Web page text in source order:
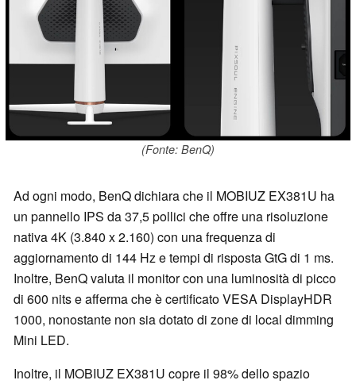
(Fonte: BenQ)
Ad ogni modo, BenQ dichiara che il MOBIUZ EX381U ha
un pannello IPS da 37,5 pollici che offre una risoluzione
nativa 4K (3.840 x 2.160) con una frequenza di
aggiornamento di 144 Hz e tempi di risposta GtG di 1 ms.
Inoltre, BenQ valuta il monitor con una luminosità di picco
di 600 nits e afferma che è certificato VESA DisplayHDR
1000, nonostante non sia dotato di zone di local dimming
Mini LED.
Inoltre, il MOBIUZ EX381U copre il 98% dello spazio